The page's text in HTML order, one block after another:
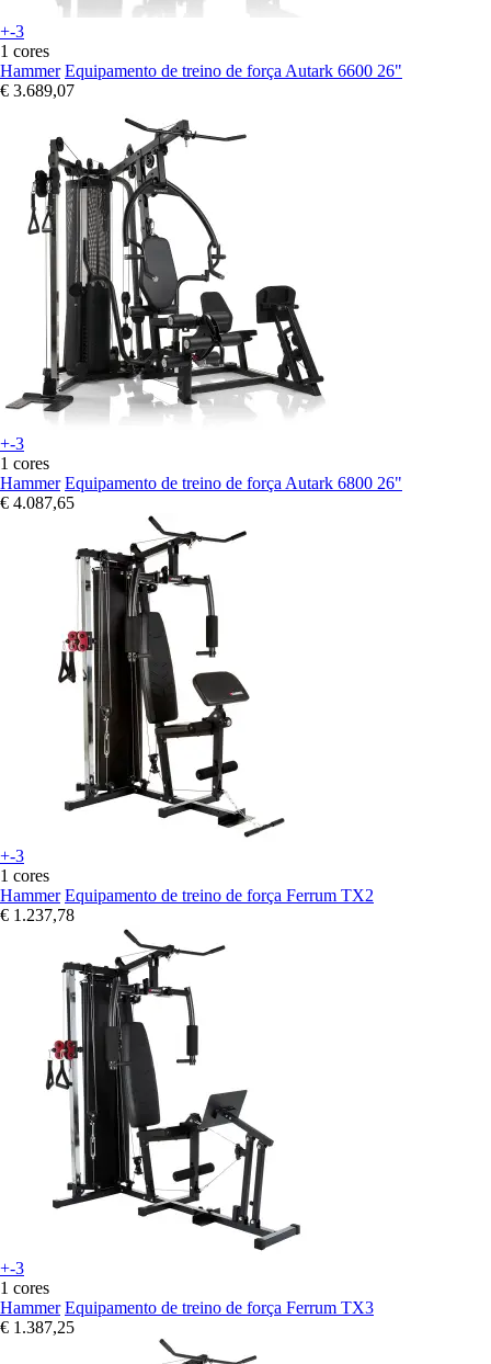
+-3
1 cores
Hammer Equipamento de treino de força Autark 6600 26"
€ 3.689,07
+-3
1 cores
Hammer Equipamento de treino de força Autark 6800 26"
€ 4.087,65
+-3
1 cores
Hammer Equipamento de treino de força Ferrum TX2
€ 1.237,78
+-3
1 cores
Hammer Equipamento de treino de força Ferrum TX3
€ 1.387,25